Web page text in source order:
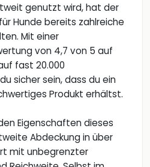
genutzt wird, hat der
Hunde bereits zahlreiche
Mit einer
von 4,7 von 5 auf
fast 20.000
sicher sein, dass du ein
Produkt erhältst.
Eigenschaften dieses
Abdeckung in über
mit unbegrenzter